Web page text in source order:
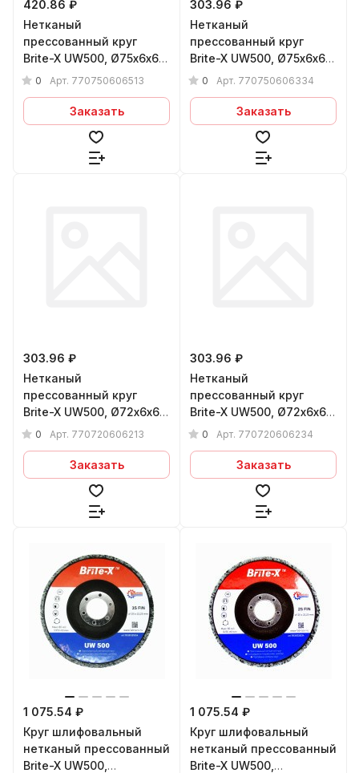
420.86 ₽
Нетканый
прессованный круг
Brite-X UW500, Ø75х6x6
мм 5A MED
0 Арт. 770750606513
Заказать
303.96 ₽
Нетканый
прессованный круг
Brite-X UW500, Ø75х6x6
мм 3S FIN
0 Арт. 770750606334
Заказать
303.96 ₽
Нетканый
прессованный круг
Brite-X UW500, Ø72х6x6
мм 2А MED
0 Арт. 770720606213
Заказать
303.96 ₽
Нетканый
прессованный круг
Brite-X UW500, Ø72х6x6
мм 2S FIN
0 Арт. 770720606234
Заказать
1 075.54 ₽
Круг шлифовальный
нетканый прессованный
Brite-X UW500,
1 075.54 ₽
Круг шлифовальный
нетканый прессованный
Brite-X UW500,